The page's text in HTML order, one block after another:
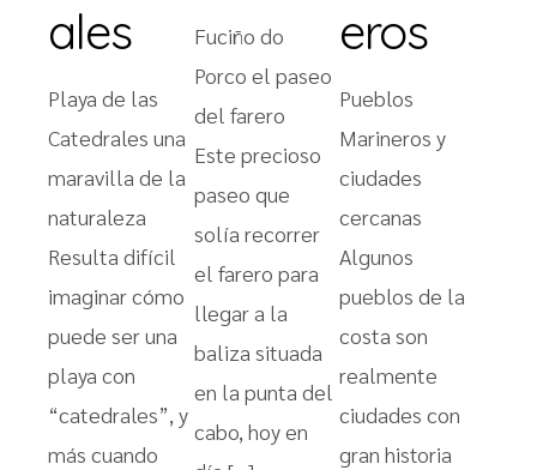
ales
Playa de las
Catedrales una
maravilla de la
naturaleza
Resulta difícil
imaginar cómo
puede ser una
playa con
“catedrales”, y
más cuando
Fuciño do
Porco el paseo
del farero
Este precioso
paseo que
solía recorrer
el farero para
llegar a la
baliza situada
en la punta del
cabo, hoy en
eros
Pueblos
Marineros y
ciudades
cercanas
Algunos
pueblos de la
costa son
realmente
ciudades con
gran historia